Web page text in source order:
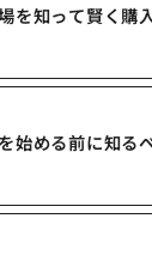
を知って賢く購
始める前に知る